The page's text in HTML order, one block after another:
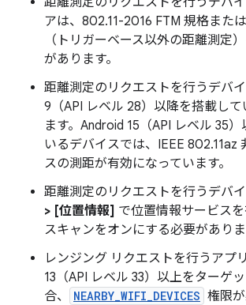
アは、802.11-2016 FTM 規格また
（トリガーベース以外の距離測定
があります。
距離測定のリクエストを行うデバ
9（API レベル 28）以降を搭載して
ます。Android 15（API レベル 35
いるデバイスでは、IEEE 802.11az
スの測距が有効になっています。
距離測定のリクエストを行うデバイ
> [位置情報] で位置情報サービス
スキャンをオンにする必要がありま
レンジング リクエストを行うアプ
13（API レベル 33）以上をターゲ
合、
NEARBY_WIFI_DEVICES 権限